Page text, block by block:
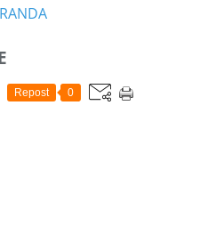
Repost 0